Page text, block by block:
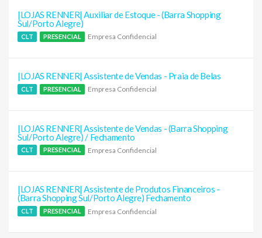
|LOJAS RENNER| Auxiliar de Estoque - (Barra Shopping
Sul/Porto Alegre)
CLT PRESENCIAL Empresa Confidencial
|LOJAS RENNER| Assistente de Vendas - Praia de Belas
CLT PRESENCIAL Empresa Confidencial
|LOJAS RENNER| Assistente de Vendas - (Barra Shopping
Sul/Porto Alegre) / Fechamento
CLT PRESENCIAL Empresa Confidencial
|LOJAS RENNER| Assistente de Produtos Financeiros -
(Barra Shopping Sul/Porto Alegre) Fechamento
CLT PRESENCIAL Empresa Confidencial